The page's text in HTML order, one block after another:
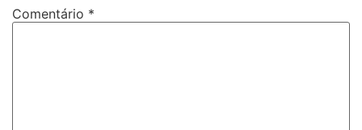
Comentário *